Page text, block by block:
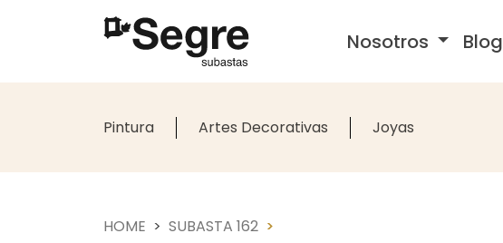
Nosotros Blog
Pintura Artes Decorativas Joyas
HOME SUBASTA 162